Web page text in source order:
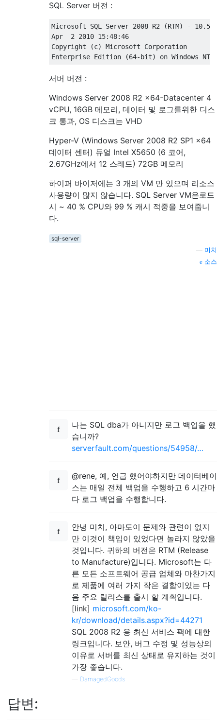
SQL Server 버전 :
Microsoft SQL Server 2008 R2 (RTM) -
Apr 2 2010 15:48:46
Copyright
(c)
Microsoft Corporation
Enterprise Edition
(64- bit) on Windows NT
서버 버전 :
Windows Server 2008 R2 x64-Datacenter 4
vCPU, 16GB 메모리, 데이터 및 로그를위한 디스
크 통과, OS 디스크는 VHD
Hyper-V (Windows Server 2008 R2 SP1 x64
데이터 센터) 듀얼 Intel X5650 (6 코어,
2.67GHz에서 12 스레드) 72GB 메모리
하이퍼 바이저에는 3 개의 VM 만 있으며 리소스
사용량이 많지 않습니다. SQL Server VM은로드
시 ~ 40 % CPU와 99 % 캐시 적중을 보여줍니
다.
sql-server
미치
소스
나는 SQL dba가 아니지만 로그 백업을 했
습니까?
serverfault.com/questions/54958/…
@rene, 예, 언급 했어야하지만 데이터베이
스는 매일 전체 백업을 수행하고 6 시간마
다 로그 백업을 수행합니다.
안녕 미치, 아마도이 문제와 관련이 없지
만 이것이 책임이 있었다면 놀라지 않았을
것입니다. 귀하의 버전은 RTM (Release
to Manufacture)입니다. Microsoft는 다
른 모든 소프트웨어 공급 업체와 마찬가지
로 제품에 여러 가지 작은 결함이있는 다
음 주요 릴리스를 출시 할 계획입니다.
[link] microsoft.com/ko-
kr/download/details.aspx?id=44271
SQL 2008 R2 용 최신 서비스 팩에 대한
링크입니다. 보안, 버그 수정 및 성능상의
이유로 서버를 최신 상태로 유지하는 것이
가장 좋습니다.
— DamagedGoods
답변: